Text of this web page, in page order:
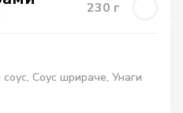
230 г
Соус шрираче, Унаги